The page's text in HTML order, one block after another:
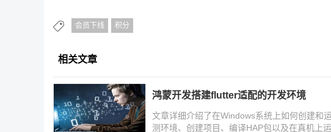
会员下线 积分
相关文章
鸿蒙开发搭建flutter适配的开发环境
文章详细介绍了在Windows系统上如何创建和
测环境、创建项目、编译HAP包以及在真机上